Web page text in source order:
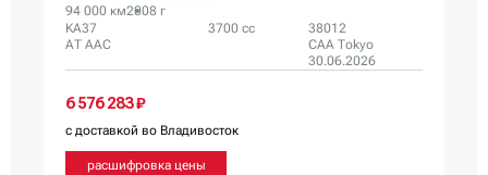
94 000 км2008 г
KA37
AT AAC
3700 сс
38012
CAA Tokyo
30.06.2026
6 576 283 ₽
с доставкой во Владивосток
расшифровка цены